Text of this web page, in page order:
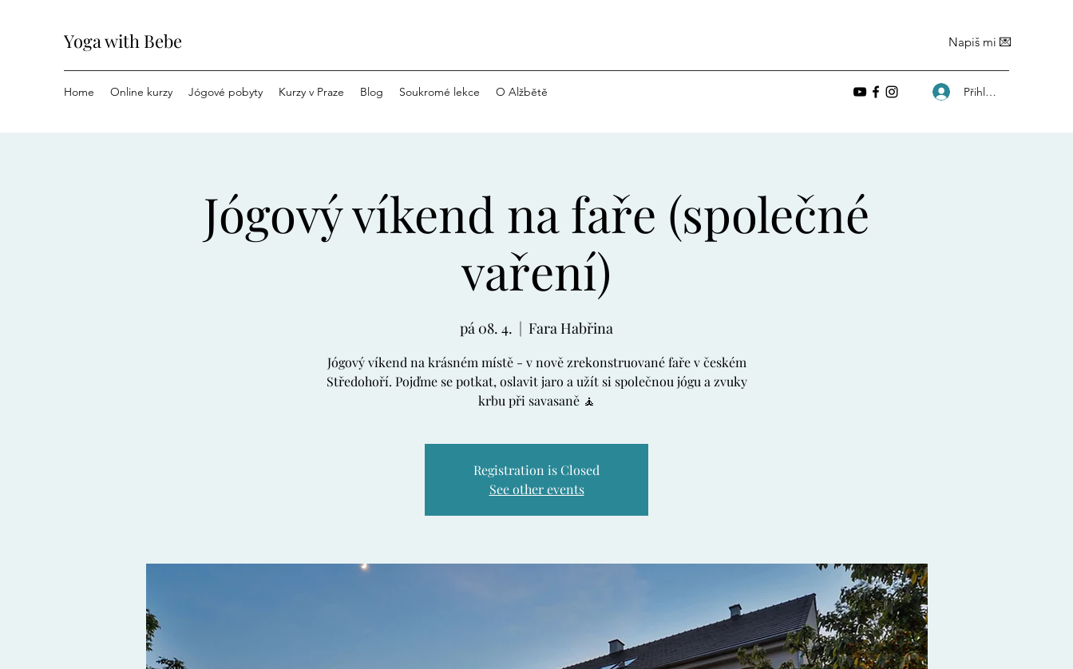
Yoga with Bebe Napiš mi 💌
Home Online kurzy Jógové pobyty Kurzy v Praze Blog Soukromé lekce O Alžbětě Přihlásit se
Jógový víkend na faře (společné
vaření)
pá 08. 4.
  |
Fara Habřina
Jógový víkend na krásném místě - v nově zrekonstruované faře v českém
Středohoří. Pojďme se potkat, oslavit jaro a užít si společnou jógu a zvuky
krbu při savasaně 🧘
Registration is Closed
See other events